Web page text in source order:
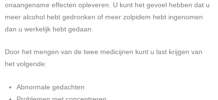
onaangename effecten opleveren. U kunt het gevoel hebben dat u
meer alcohol hebt gedronken of meer zolpidem hebt ingenomen
dan u werkelijk hebt gedaan.
Door het mengen van de twee medicijnen kunt u last krijgen van
het volgende:
Abnormale gedachten